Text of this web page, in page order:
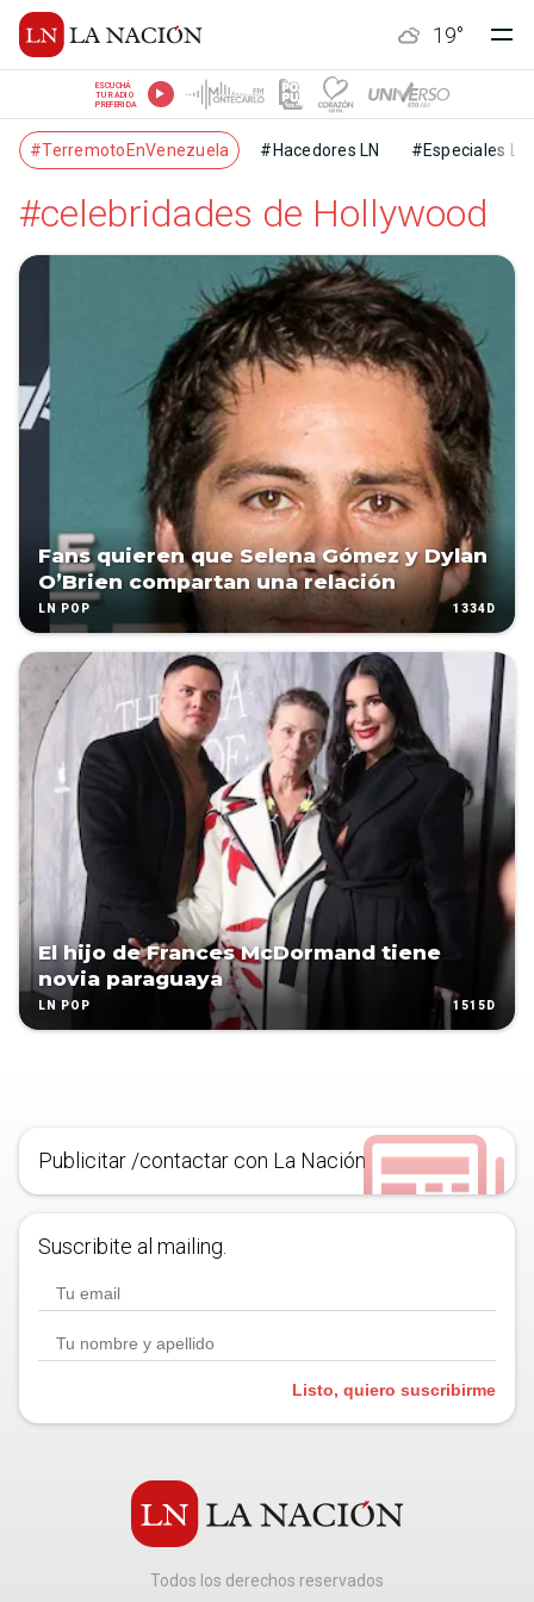
19°
ESCUCHÁ
TU RADIO
PREFERIDA
#TerremotoEnVenezuela #Hacedores LN #Especiales LN
#celebridades de Hollywood
Fans quieren que Selena Gómez y Dylan
O’Brien compartan una relación
LN POP 1334D
El hijo de Frances McDormand tiene
novia paraguaya
LN POP 1515D
Publicitar /contactar con La Nación
Suscribite al mailing.
Listo, quiero suscribirme
Todos los derechos reservados